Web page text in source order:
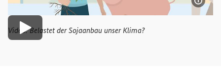
Video abspielen
Video: Belastet der Sojaanbau unser Klima?